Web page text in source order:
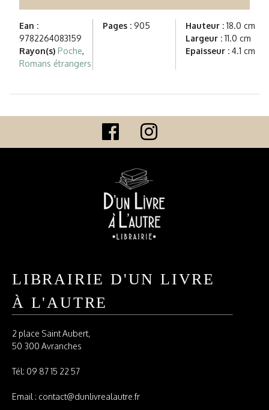
Ean :
9782264083159
Rayon(s) Poche,
Romans étrangers
Pages :905 Hauteur : 18.0 cm
Largeur : 11.0 cm
Epaisseur : 4.1 cm
LIBRAIRIE D'UN LIVRE
À L'AUTRE
2 place Saint Aubert,
50 300 Avranches
Tél: 09 87 15 22 57
Email : contact@dunlivrealautre.fr